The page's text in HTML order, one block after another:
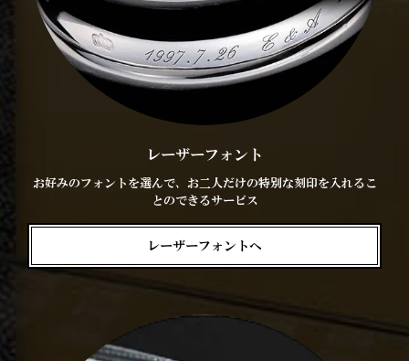
レーザーフォント
お好みのフォントを選んで、お二人だけの特別な刻印を入れるこ
とのできるサービス
レーザーフォントへ